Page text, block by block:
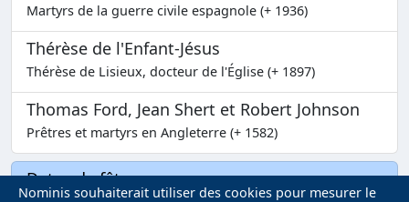
Martyrs de la guerre civile espagnole (+ 1936)
Thérèse de l'Enfant-Jésus
Thérèse de Lisieux, docteur de l'Église (+ 1897)
Thomas Ford, Jean Shert et Robert Johnson
Prêtres et martyrs en Angleterre (+ 1582)
Dates de fête
Nominis souhaiterait utiliser des cookies pour mesurer le